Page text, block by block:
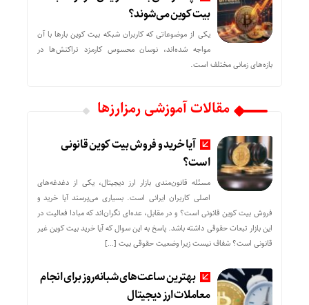
بیت کوین می‌شوند؟
یکی از موضوعاتی که کاربران شبکه بیت کوین بارها با آن
مواجه شده‌اند، نوسان محسوس کارمزد تراکنش‌ها در
بازه‌های زمانی مختلف است.
مقالات آموزشی رمزارزها
آیا خرید و فروش بیت کوین قانونی
است؟
مسئله قانون‌مندی بازار ارز دیجیتال، یکی از دغدغه‌های
اصلی کاربران ایرانی است. بسیاری می‌پرسند آیا خرید و
فروش بیت کوین قانونی است؟ و در مقابل، عده‌ای نگران‌اند که مبادا فعالیت در
این بازار تبعات حقوقی داشته باشد. پاسخ به این سوال که آیا خرید بیت کوین غیر
قانونی است؟ شفاف نیست زیرا وضعیت حقوقی بیت‌ […]
بهترین ساعت‌های شبانه‌روز برای انجام
معاملات ارز دیجیتال